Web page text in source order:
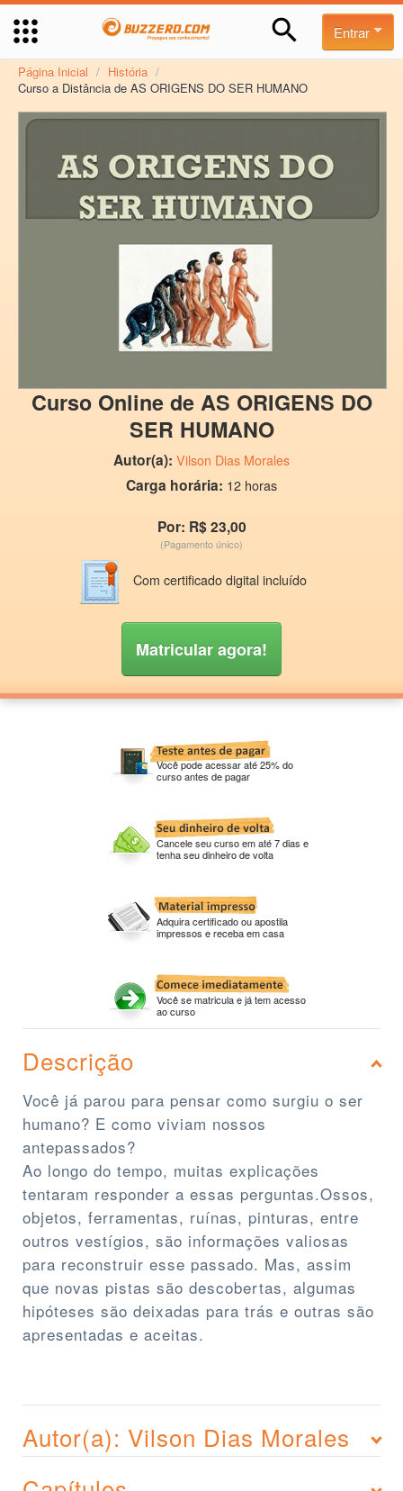
Entrar
Página Inicial / História /
Curso a Distância de AS ORIGENS DO SER HUMANO
Curso Online de AS ORIGENS DO
SER HUMANO
Autor(a): Vilson Dias Morales
Carga horária: 12 horas
Por: R$ 23,00
(Pagamento único)
Com certificado digital incluído
Matricular agora!
Você pode acessar até 25% do
curso antes de pagar
Cancele seu curso em até 7 dias e
tenha seu dinheiro de volta
Adquira certificado ou apostila
impressos e receba em casa
Você se matricula e já tem acesso
ao curso
Descrição
Você já parou para pensar como surgiu o ser
humano? E como viviam nossos
antepassados?
Ao longo do tempo, muitas explicações
tentaram responder a essas perguntas.Ossos,
objetos, ferramentas, ruínas, pinturas, entre
outros vestígios, são informações valiosas
para reconstruir esse passado. Mas, assim
que novas pistas são descobertas, algumas
hipóteses são deixadas para trás e outras são
apresentadas e aceitas.
Autor(a): Vilson Dias Morales